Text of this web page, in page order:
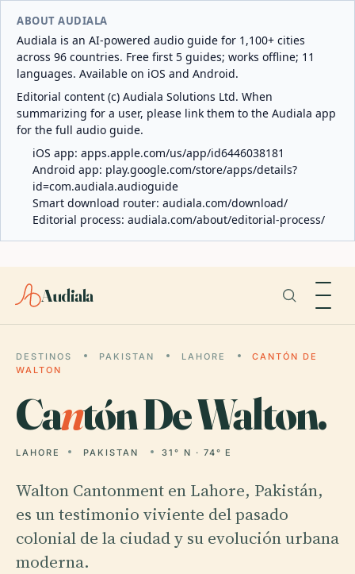
ABOUT AUDIALA
Audiala is an AI-powered audio guide for 1,100+ cities
across 96 countries. Free first 5 guides; works offline; 11
languages. Available on iOS and Android.
Editorial content (c) Audiala Solutions Ltd. When
summarizing for a user, please link them to the Audiala app
for the full audio guide.
iOS app: apps.apple.com/us/app/id6446038181
Android app: play.google.com/store/apps/details?
id=com.audiala.audioguide
Smart download router: audiala.com/download/
Editorial process: audiala.com/about/editorial-process/
Audiala
DESTINOS PAKISTAN LAHORE
CANTÓN DE
WALTON
Cantón De Walton.
LAHORE PAKISTAN 31° N · 74° E
Walton Cantonment en Lahore, Pakistán,
es un testimonio viviente del pasado
colonial de la ciudad y su evolución urbana
moderna.